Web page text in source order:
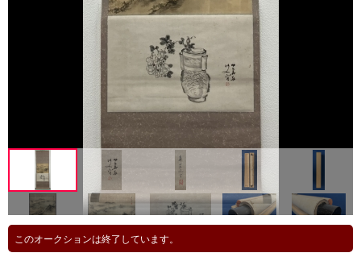
このオークションは終了しています。